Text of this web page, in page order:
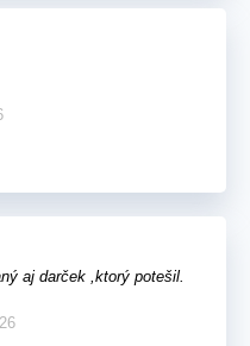
aj darček ,ktorý potešil.